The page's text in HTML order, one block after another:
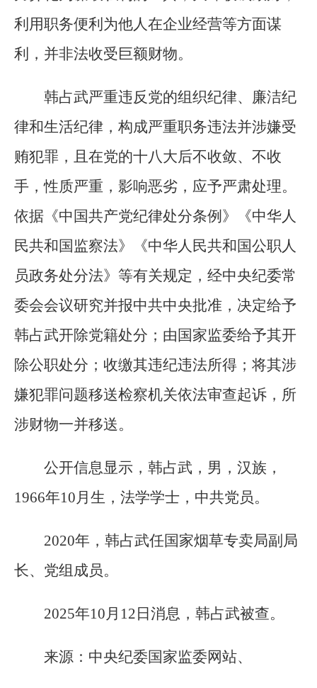
利用职务便利为他人在企业经营等方面谋
利，并非法收受巨额财物。
韩占武严重违反党的组织纪律、廉洁纪
律和生活纪律，构成严重职务违法并涉嫌受
贿犯罪，且在党的十八大后不收敛、不收
手，性质严重，影响恶劣，应予严肃处理。
依据《中国共产党纪律处分条例》《中华人
民共和国监察法》《中华人民共和国公职人
员政务处分法》等有关规定，经中央纪委常
委会会议研究并报中共中央批准，决定给予
韩占武开除党籍处分；由国家监委给予其开
除公职处分；收缴其违纪违法所得；将其涉
嫌犯罪问题移送检察机关依法审查起诉，所
涉财物一并移送。
公开信息显示，韩占武，男，汉族，
1966年10月生，法学学士，中共党员。
2020年，韩占武任国家烟草专卖局副局
长、党组成员。
2025年10月12日消息，韩占武被查。
来源：中央纪委国家监委网站、